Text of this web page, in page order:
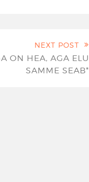
NEXT POST
ON HEA, AGA ELU
SAMME SEAB*